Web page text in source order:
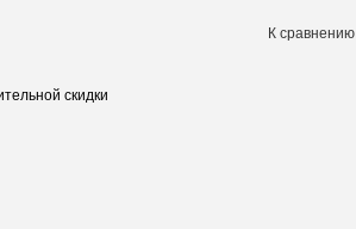
К сравнению
скидки